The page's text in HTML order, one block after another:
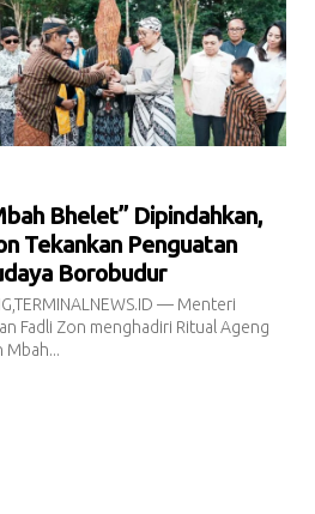
Bhelet” Dipindahkan,
Tekankan Penguatan
Borobudur
— Menteri
Fadli Zon menghadiri Ritual Ageng
Mbah...